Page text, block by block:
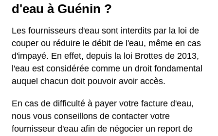
d'eau à Guénin ?
Les fournisseurs d'eau sont interdits par la loi de
couper ou réduire le débit de l'eau, même en cas
d'impayé. En effet, depuis la loi Brottes de 2013,
l'eau est considérée comme un droit fondamental
auquel chacun doit pouvoir avoir accès.
En cas de difficulté à payer votre facture d'eau,
nous vous conseillons de contacter votre
fournisseur d'eau afin de négocier un report de